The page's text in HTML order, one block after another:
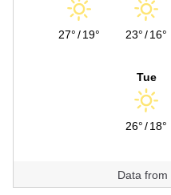
27°/19° 23°/16°
Tue
26°/18°
Data from